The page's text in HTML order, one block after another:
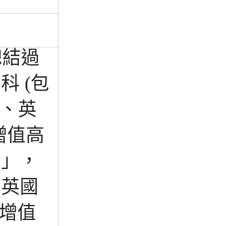
過
(包
英
值高
，
國
值